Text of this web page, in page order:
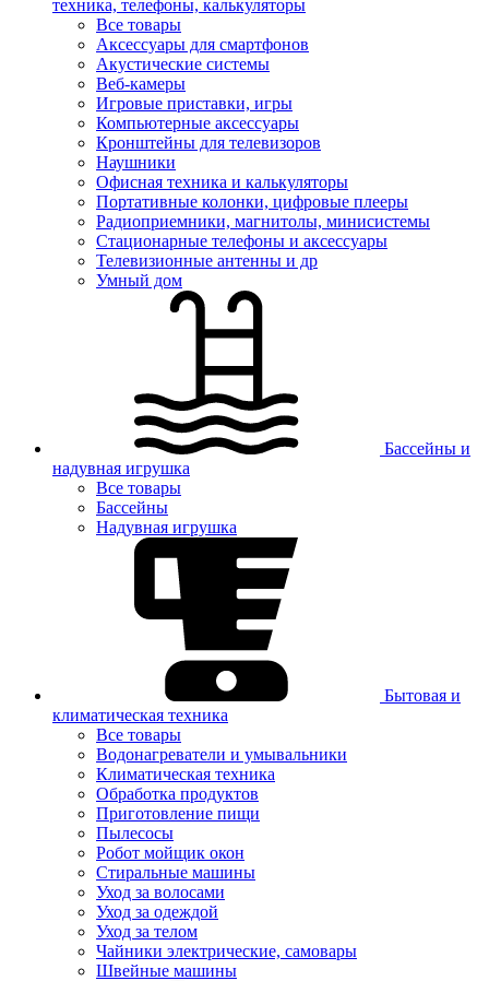
техника, телефоны, калькуляторы
Все товары
Аксессуары для смартфонов
Акустические системы
Веб-камеры
Игровые приставки, игры
Компьютерные аксессуары
Кронштейны для телевизоров
Наушники
Офисная техника и калькуляторы
Портативные колонки, цифровые плееры
Радиоприемники, магнитолы, минисистемы
Стационарные телефоны и аксессуары
Телевизионные антенны и др
Умный дом
Бассейны и
надувная игрушка
Все товары
Бассейны
Надувная игрушка
Бытовая и
климатическая техника
Все товары
Водонагреватели и умывальники
Климатическая техника
Обработка продуктов
Приготовление пищи
Пылесосы
Робот мойщик окон
Стиральные машины
Уход за волосами
Уход за одеждой
Уход за телом
Чайники электрические, самовары
Швейные машины